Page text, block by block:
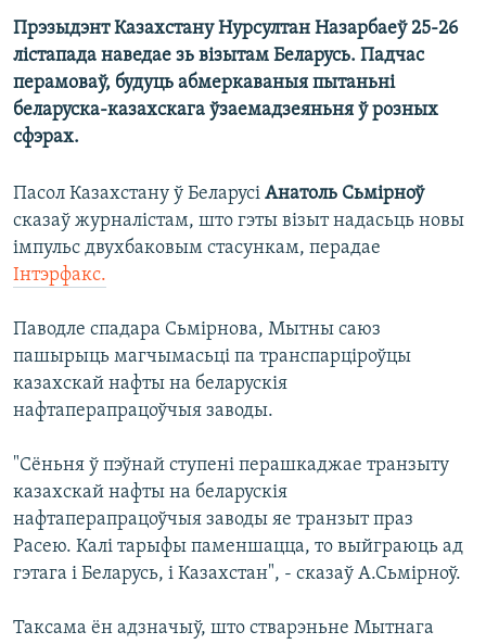
Прэзыдэнт Казахстану Нурсултан Назарбаеў 25-26
лістапада наведае зь візытам Беларусь. Падчас
перамоваў, будуць абмеркаваныя пытаньні
беларуска-казахскага ўзаемадзеяньня ў розных
сфэрах.
Пасол Казахстану ў Беларусі Анатоль Сьмірноў
сказаў журналістам, што гэты візыт надасьць новы
імпульс двухбаковым стасункам, перадае
Інтэрфакс.
Паводле спадара Сьмірнова, Мытны саюз
пашырыць магчымасьці па транспарціроўцы
казахскай нафты на беларускія
нафтаперапрацоўчыя заводы.
"Сёньня ў пэўнай ступені перашкаджае транзыту
казахскай нафты на беларускія
нафтаперапрацоўчыя заводы яе транзыт праз
Расею. Калі тарыфы паменшацца, то выйграюць ад
гэтага і Беларусь, і Казахстан", - сказаў А.Сьмірноў.
Таксама ён адзначыў, што стварэньне Мытнага